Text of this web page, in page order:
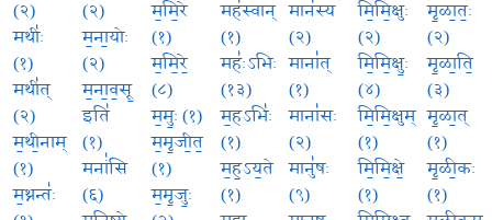
(२)
मथीः॑
(१)
मथी॑त्
(२)
म॒थी॒नाम्
(१)
म॒थ्नन्तः॑
(२)
म॒ना॒योः
(२)
म॒ना॒व॒सू॒
इति॑
(१)
मनां॑सि
(६)
म॒मि॒रे
(१)
म॒मि॒रे॒
(८)
म॒मुः॒ (१)
म॒मृ॒जी॒त॒
(१)
म॒मृ॒जुः॒
मह॑स्वान्
(१)
महः॑ऽभिः
(१३)
म॒हऽभिः॑
(१)
म॒ह॒ऽय॒ते
(१)
मान॑स्य
(२)
माना॑त्
(१)
माना॑सः
(२)
मानु॑षः
(९)
मि॒मि॒क्षुः
(२)
मि॒मि॒क्षुः॒
(४)
मि॒मि॒क्षुम्
(१)
मि॒मि॒क्षे॒
(१)
मृ॒ळा॒तः॒
(२)
मृ॒ळा॒ति॒
(३)
मृ॒ळा॒त्
(१)
मृ॒ळी॒कः
(१)